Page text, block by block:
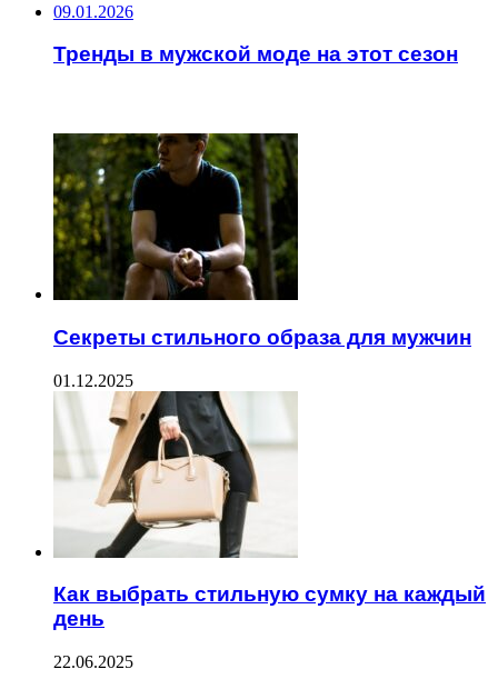
09.01.2026
Тренды в мужской моде на этот сезон
Секреты стильного образа для мужчин
01.12.2025
Как выбрать стильную сумку на каждый
день
22.06.2025